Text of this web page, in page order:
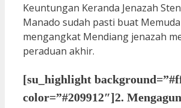
Keuntungan Keranda Jenazah
Manado sudah pasti buat
mengangkat Mendiang jenazah
peraduan akhir.
[su_highlight
color=”#209912″]2.